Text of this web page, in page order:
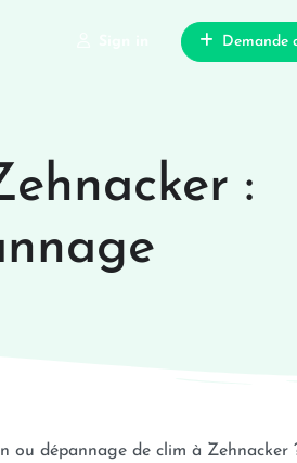
Demande
:
ou dépannage de clim à Zehnacker